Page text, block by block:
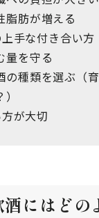
脂肪が増える
手な付き合い方
量を守る
の種類を選ぶ（
が大切
にはどの